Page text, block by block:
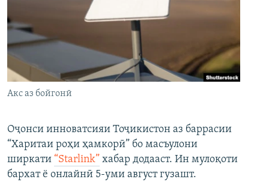
Акс аз бойгонӣ
Оҷонси инноватсияи Тоҷикистон аз баррасии
“Харитаи роҳи ҳамкорӣ” бо масъулони
ширкати “Starlink” хабар додааст. Ин мулоқоти
бархат ё онлайнӣ 5-уми август гузашт.